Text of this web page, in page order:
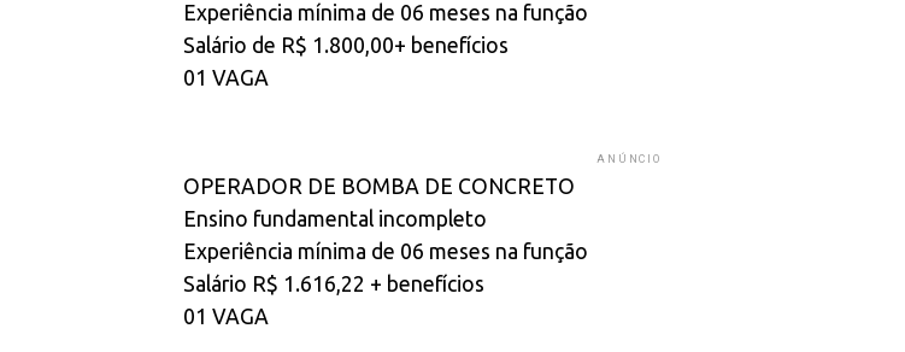
Experiência mínima de 06 meses na função
Salário de R$ 1.800,00+ benefícios
01 VAGA
ANÚNCIO
OPERADOR DE BOMBA DE CONCRETO
Ensino fundamental incompleto
Experiência mínima de 06 meses na função
Salário R$ 1.616,22 + benefícios
01 VAGA